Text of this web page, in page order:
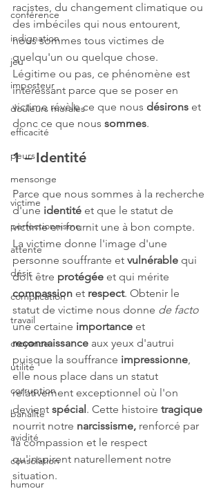
conférence
indignation
jeu
imposteur
douleurs morales
efficacité
peurs
mensonge
victime
perfectionnisme
attente
désir
complication
travail
croyance
utilité
corruption
banalité
avidité
consolation
humour
racistes, du changement climatique ou
des imbéciles qui nous entourent,
nous sommes tous victimes de
quelqu'un ou quelque chose.
Légitime ou pas, ce phénomène est
intéressant parce que se poser en
victime révèle ce que nous désirons et
donc ce que nous sommes.
1 – Identité
Parce que nous sommes à la recherche
d'une identité et que le statut de
victime en fournit une à bon compte.
La victime donne l'image d'une
personne souffrante et vulnérable qui
doit être protégée et qui mérite
compassion et respect. Obtenir le
statut de victime nous donne de facto
une certaine importance et
reconnaissance aux yeux d'autrui
puisque la souffrance impressionne,
elle nous place dans un statut
relativement exceptionnel où l'on
devient spécial . Cette histoire tragique
nourrit notre narcissisme, renforcé par
la compassion et le respect
qu'inspirent naturellement notre
situation.